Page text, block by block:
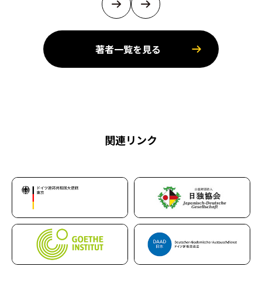
著者一覧を見る
関連リンク